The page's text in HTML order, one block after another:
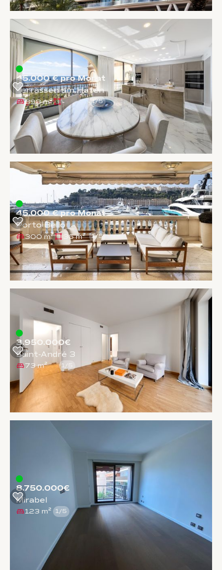
45.000 € pro Monat
Terrassen am Hafen
398 m² - 1/5
45.000 € pro Monat
Porto Bello
300 m² 36 m² 1/5
3.950.000€
Saint-André 3
73 m² 1/ 5
8.750.000€
Mirabel
123 m² 1/5